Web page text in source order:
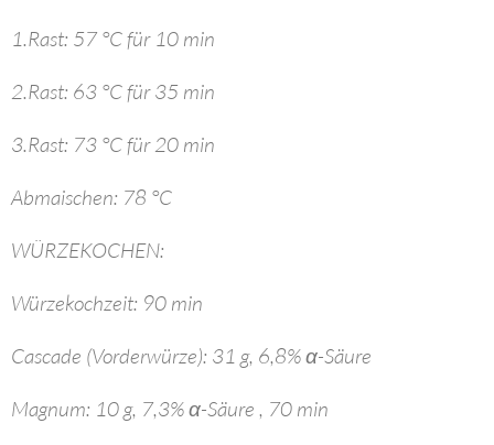
1.Rast: 57 °C für 10 min
2.Rast: 63 °C für 35 min
3.Rast: 73 °C für 20 min
Abmaischen: 78 °C
WÜRZEKOCHEN:
Würzekochzeit: 90 min
Cascade (Vorderwürze): 31 g, 6,8% α-Säure
Magnum: 10 g, 7,3% α-Säure , 70 min